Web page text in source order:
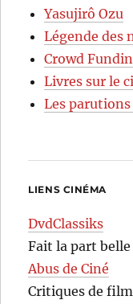
Yasujirô Ozu
Légende des
Crowd
Livres sur le
Les
LIENS CINÉMA
DvdClassiks
Fait la part belle
Abus de Ciné
Critiques de